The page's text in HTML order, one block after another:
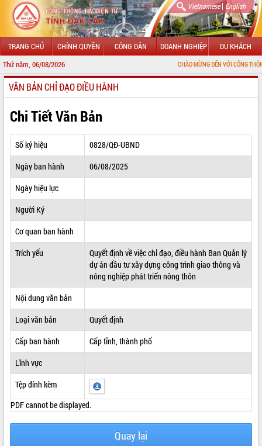
Vietnamese| English
TRANG CHỦ CHÍNH QUYỀN CÔNG DÂN DOANH NGHIỆP DU KHÁCH
Thứ năm, 06/08/2026 CHÀO MỪNG ĐẾN VỚI CỔNG THÔNG TIN ĐIỆN
GIỚI THIỆU
LÃNH ĐẠO UBND TỈNH
TIN TỨC SỰ KIỆN
SỞ, BAN, NGÀNH
THÔNG TIN CHỈ ĐẠO ĐIỀU HÀNH
HỆ THỐNG VĂN BẢN
VĂN BẢN HĐND TỈNH
QUY HOẠCH - KẾ HOẠCH
VĂN BẢN CHỈ ĐẠO ĐIỀU HÀNH
Chi Tiết Văn Bản
Số ký hiệu
0828/QĐ-UBND
Ngày ban hành
06/08/2025
Ngày hiệu lực
Người Ký
Cơ quan ban hành
Trích yếu
Quyết định về việc chỉ đạo, điều hành Ban Quản lý
dự án đầu tư xây dựng công trình giao thông và
nông nghiệp phát triển nông thôn
Nội dung văn bản
Loại văn bản
Quyết định
Cấp ban hành
Cấp tỉnh, thành phố
Lĩnh vực
Tệp đính kèm
PDF cannot be displayed.
Quay lại